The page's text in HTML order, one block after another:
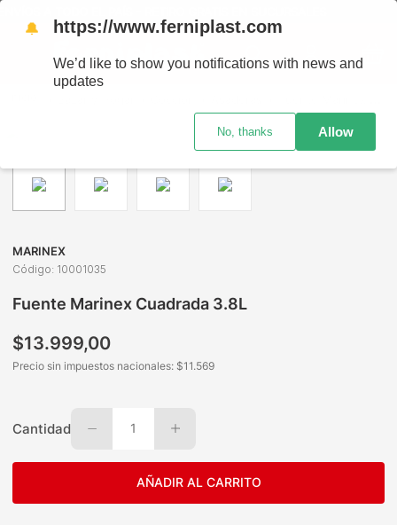
MARINEX
Código: 10001035
Fuente Marinex Cuadrada 3.8L
$13.999,00
Precio sin impuestos nacionales: $11.569
Cantidad 1
AÑADIR AL CARRITO
🔔 https://www.ferniplast.com
We’d like to show you notifications with news and
updates
No, thanks Allow